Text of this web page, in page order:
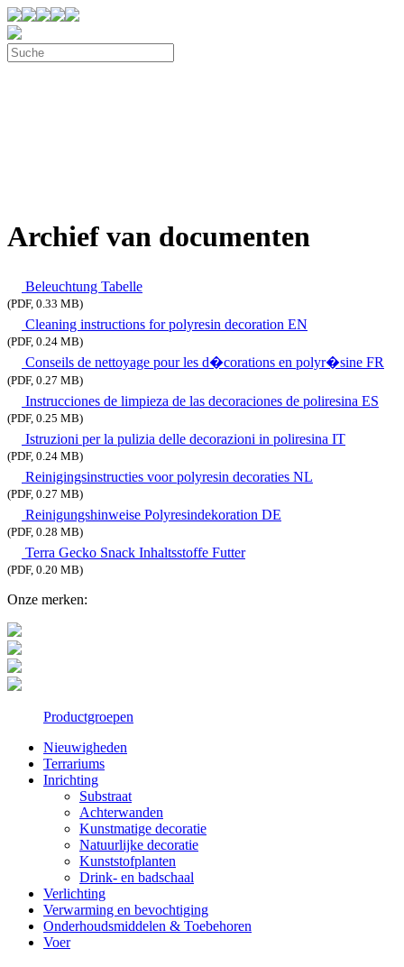
Archief van documenten
Beleuchtung Tabelle
(PDF, 0.33 MB)
Cleaning instructions for polyresin decoration EN
(PDF, 0.24 MB)
Conseils de nettoyage pour les d�corations en polyr�sine FR
(PDF, 0.27 MB)
Instrucciones de limpieza de las decoraciones de poliresina ES
(PDF, 0.25 MB)
Istruzioni per la pulizia delle decorazioni in poliresina IT
(PDF, 0.24 MB)
Reinigingsinstructies voor polyresin decoraties NL
(PDF, 0.27 MB)
Reinigungshinweise Polyresindekoration DE
(PDF, 0.28 MB)
Terra Gecko Snack Inhaltsstoffe Futter
(PDF, 0.20 MB)
Onze merken:
Productgroepen
Nieuwigheden
Terrariums
Inrichting
Substraat
Achterwanden
Kunstmatige decoratie
Natuurlijke decoratie
Kunststofplanten
Drink- en badschaal
Verlichting
Verwarming en bevochtiging
Onderhoudsmiddelen & Toebehoren
Voer